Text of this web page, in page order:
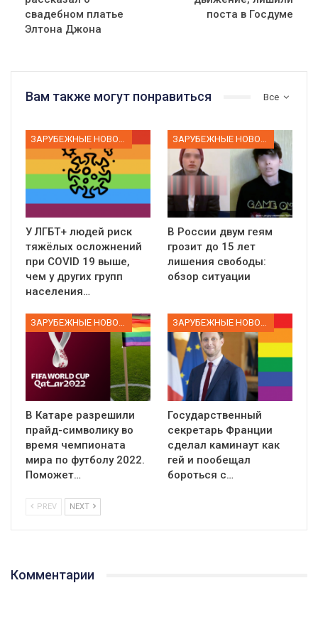
свадебном платье
Элтона Джона
поста в Госдуме
Все
Вам также могут понравиться
У ЛГБТ+ людей риск
тяжёлых осложнений
при COVID 19 выше,
чем у других групп
населения…
В России двум геям
грозит до 15 лет
лишения свободы:
обзор ситуации
В Катаре разрешили
прайд-символику во
время чемпионата
мира по футболу 2022.
Поможет…
Государственный
секретарь Франции
сделал каминаут как
гей и пообещал
бороться с…
PREV NEXT
Комментарии